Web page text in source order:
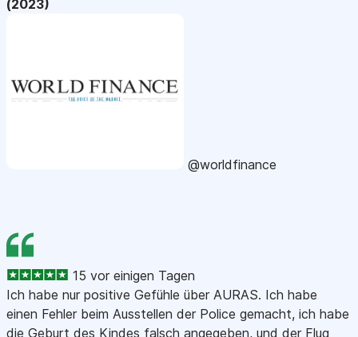
(2023)
@worldfinance
15 vor einigen Tagen
Ich habe nur positive Gefühle über AURAS. Ich habe
einen Fehler beim Ausstellen der Police gemacht, ich habe
die Geburt des Kindes falsch angegeben, und der Flug